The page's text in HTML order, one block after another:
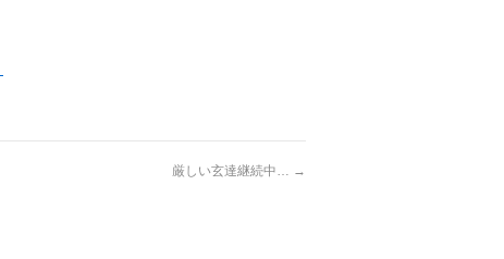
厳しい玄達継続中… →